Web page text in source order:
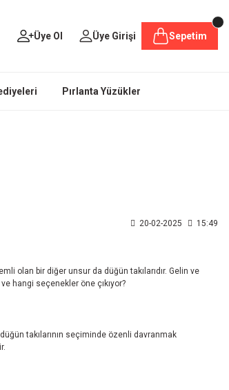
Üye Ol Üye Girişi Sepetim
Pırlanta Yüzükler
20-02-2025 15:49
olan bir diğer unsur da düğün takılarıdır. Gelin ve
hangi seçenekler öne çıkıyor?
takılarının seçiminde özenli davranmak